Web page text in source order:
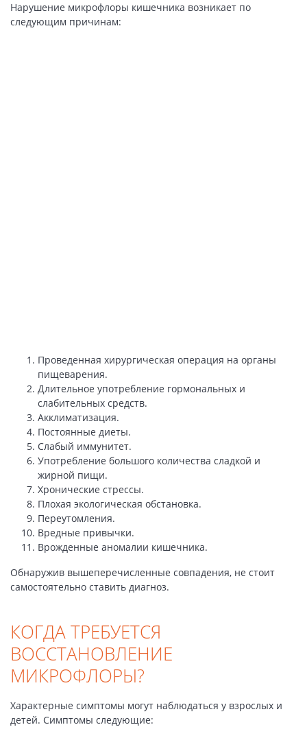
Нарушение микрофлоры кишечника возникает по
следующим причинам:
Проведенная хирургическая операция на органы
пищеварения.
Длительное употребление гормональных и
слабительных средств.
Акклиматизация.
Постоянные диеты.
Слабый иммунитет.
Употребление большого количества сладкой и
жирной пищи.
Хронические стрессы.
Плохая экологическая обстановка.
Переутомления.
Вредные привычки.
Врожденные аномалии кишечника.
Обнаружив вышеперечисленные совпадения, не стоит
самостоятельно ставить диагноз.
КОГДА ТРЕБУЕТСЯ
ВОССТАНОВЛЕНИЕ
МИКРОФЛОРЫ?
Характерные симптомы могут наблюдаться у взрослых и
детей. Симптомы следующие: